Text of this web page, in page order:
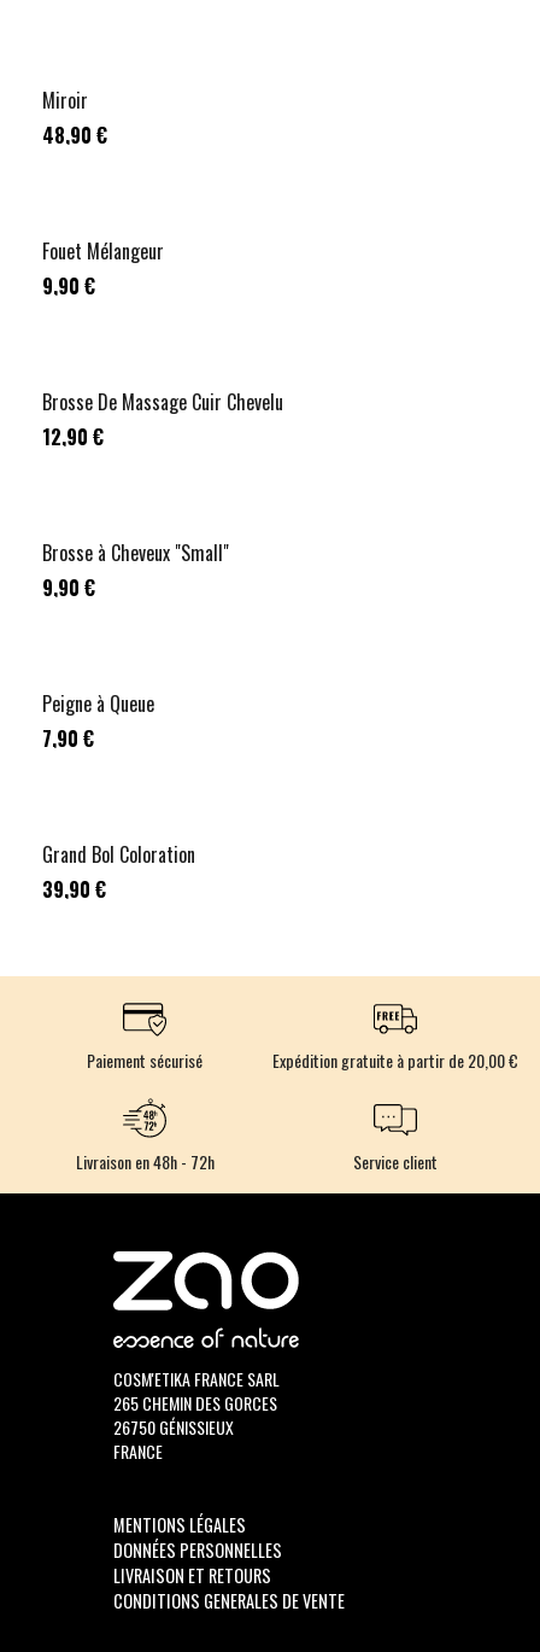
Miroir
48,90 €
Fouet Mélangeur
9,90 €
Brosse De Massage Cuir Chevelu
12,90 €
Brosse à Cheveux "Small"
9,90 €
Peigne à Queue
7,90 €
Grand Bol Coloration
39,90 €
Paiement sécurisé Expédition gratuite à partir de 20,00 €
Livraison en 48h - 72h Service client
COSM'ETIKA FRANCE SARL
265 CHEMIN DES GORCES
26750 GÉNISSIEUX
FRANCE
MENTIONS LÉGALES
DONNÉES PERSONNELLES
LIVRAISON ET RETOURS
CONDITIONS GENERALES DE VENTE